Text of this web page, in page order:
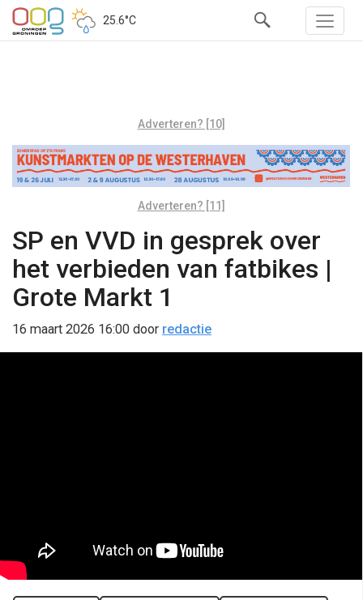
25.6°C
Adverteren? [10]
Adverteren? [11]
SP en VVD in gesprek over
het verbieden van fatbikes |
Grote Markt 1
16 maart 2026 16:00 door redactie